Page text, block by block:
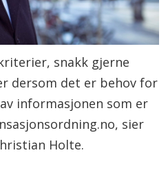
snakk gjerne
dersom det er behov for
informasjonen som er
sier
Holte.